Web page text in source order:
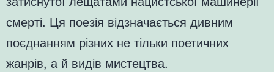
смерті. Ця поезія відзначається дивним
поєднанням різних не тільки поетичних
жанрів, а й видів мистецтва.